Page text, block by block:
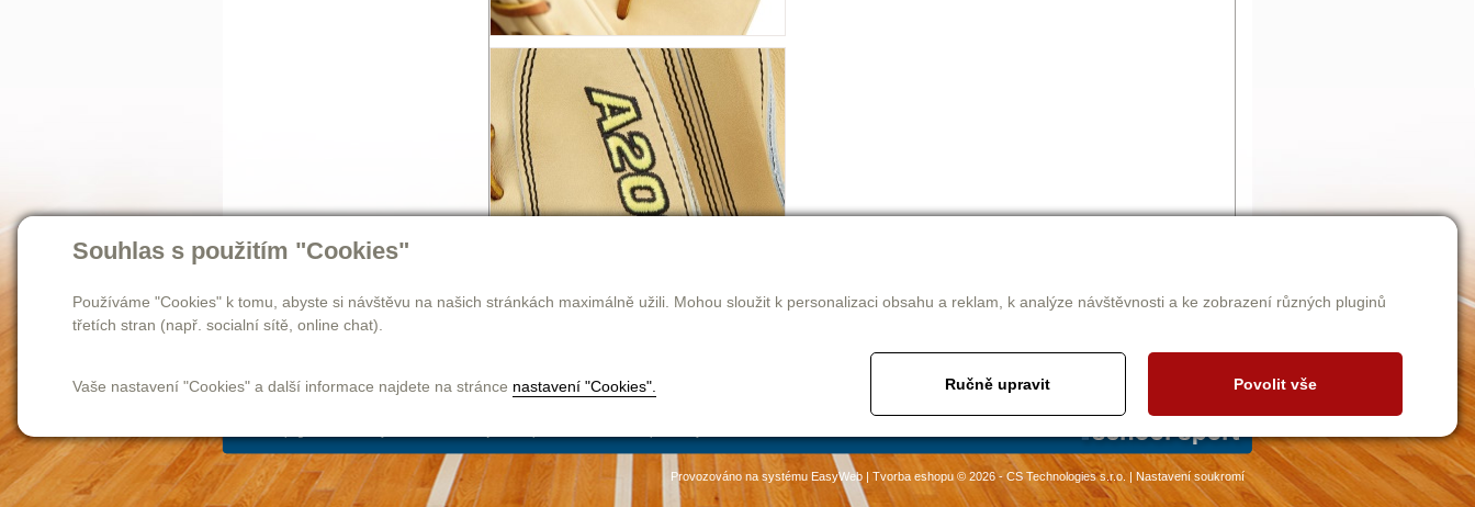
Souhlas s použitím "Cookies"
Používáme "Cookies" k tomu, abyste si návštěvu na našich stránkách maximálně užili. Mohou sloužit k personalizaci obsahu a reklam, k analýze návštěvnosti a ke zobrazení různých pluginů
třetích stran (např. socialní sítě, online chat).
Vaše nastavení "Cookies" a další informace najdete na stránce nastavení "Cookies". Ručně upravit Povolit vše
Provozováno na systému EasyWeb| Tvorba eshopu© 2026 - CS Technologies s.r.o.| Nastavení soukromí